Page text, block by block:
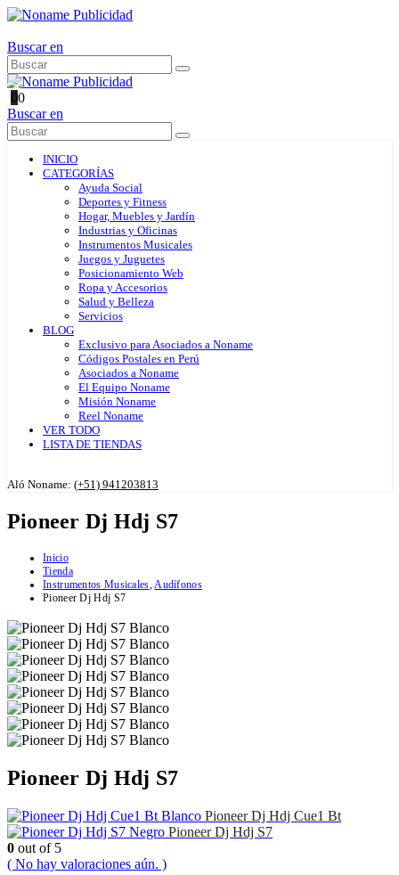
Buscar en
00
Buscar en
INICIO
CATEGORÍAS
Ayuda Social
Deportes y Fitness
Hogar, Muebles y Jardín
Industrias y Oficinas
Instrumentos Musicales
Juegos y Juguetes
Posicionamiento Web
Ropa y Accesorios
Salud y Belleza
Servicios
BLOG
Exclusivo para Asociados a Noname
Códigos Postales en Perú
Asociados a Noname
El Equipo Noname
Misión Noname
Reel Noname
VER TODO
LISTA DE TIENDAS
Aló Noname: (+51) 941203813
Pioneer Dj Hdj S7
Inicio
Tienda
Instrumentos Musicales,Audífonos
Pioneer Dj Hdj S7
Pioneer Dj Hdj S7
Pioneer Dj Hdj Cue1 Bt
Pioneer Dj Hdj S7
0 out of 5
( No hay valoraciones aún. )